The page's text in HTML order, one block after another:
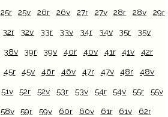
25r 25v 26r 26v 27r 27v 28r 28v 29r
32r 32v 33r 33v 34r 34v 35r 35v
38v 39r 39v 40r 40v 41r 41v 42r
45r 45v 46r 46v 47r 47v 48r 48v
51v 52r 52v 53r 53v 54r 54v 55r 55v
58v 59r 59v 60r 60v 61r 61v 62r